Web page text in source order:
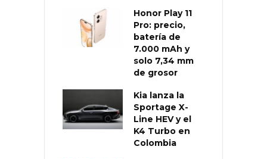
Honor Play 11
Pro: precio,
batería de
7.000 mAh y
solo 7,34 mm
de grosor
Kia lanza la
Sportage X-
Line HEV y el
K4 Turbo en
Colombia